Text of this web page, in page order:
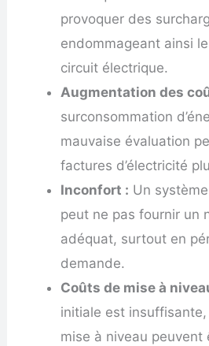
provoquer des
endommageant ainsi
circuit électrique.
Augmentation des
surconsommation
mauvaise évaluation
factures d’électricité
Inconfort : Un
peut ne pas fournir un
adéquat, surtout en
demande.
Coûts de mise à
initiale est
mise à niveau peuvent